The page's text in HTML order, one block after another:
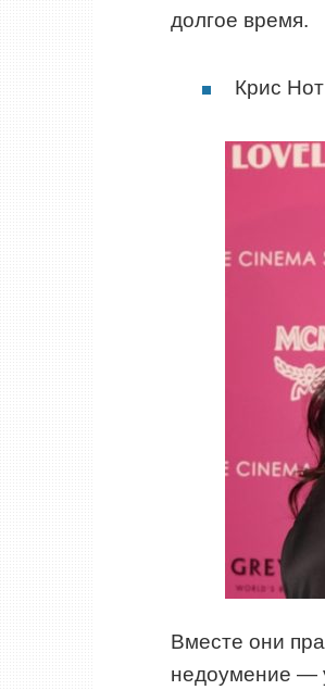
долгое время.
Крис
Вместе они
недоумение —